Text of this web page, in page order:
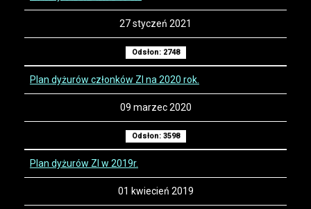
27 styczeń 2021
Odsłon: 2748
Plan dyżurów członków ZI na 2020 rok.
09 marzec 2020
Odsłon: 3598
Plan dyżurów ZI w 2019r.
01 kwiecień 2019